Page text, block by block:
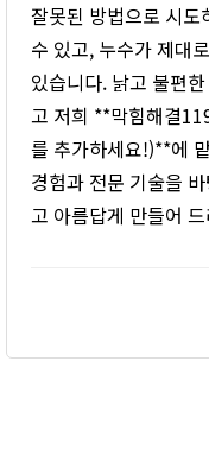
잘못된 방법으로 시도
수 있고, 누수가 제대
있습니다. 낡고 불편
고 저희 **막힘해결
를 추가하세요!)**에
경험과 전문 기술을
고 아름답게 만들어